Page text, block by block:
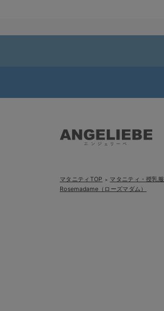
マタニティTOP ＞ マタニティ・授乳
Rosemadame（ローズマダム）